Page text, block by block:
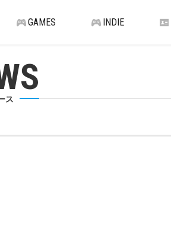
GAMES INDIE
ス